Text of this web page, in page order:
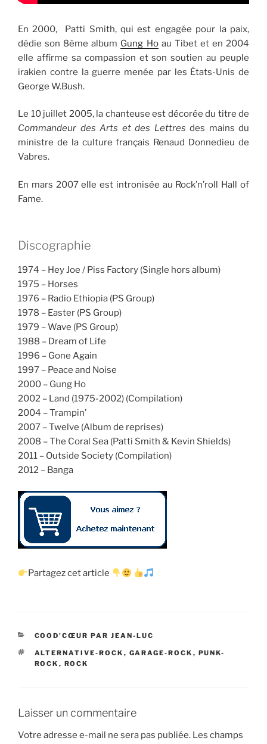
En 2000, Patti Smith, qui est engagée pour la paix,
dédie son 8ème album Gung Hoau Tibet et en 2004
elle affirme sa compassion et son soutien au peuple
irakien contre la guerre menée par les États-Unis de
George W.Bush.
Le 10 juillet 2005, la chanteuse est décorée du titre de
Commandeur des Arts et des Lettres des mains du
ministre de la culture français Renaud Donnedieu de
Vabres.
En mars 2007 elle est intronisée au Rock’n’roll Hall of
Fame.
Discographie
1974 – Hey Joe / Piss Factory (Single hors album)
1975 – Horses
1976 – Radio Ethiopia (PS Group)
1978 – Easter (PS Group)
1979 – Wave (PS Group)
1988 – Dream of Life
1996 – Gone Again
1997 – Peace and Noise
2000 – Gung Ho
2002 – Land (1975-2002) (Compilation)
2004 – Trampin’
2007 – Twelve (Album de reprises)
2008 – The Coral Sea (Patti Smith & Kevin Shields)
2011 – Outside Society (Compilation)
2012 – Banga
Partagez cet article
CATÉGORIES
COOD'CŒUR PAR JEAN-LUC
ÉTIQUETTES
ALTERNATIVE-ROCK , GARAGE-ROCK , PUNK-
ROCK , ROCK
Laisser un commentaire
Votre adresse e-mail ne sera pas publiée. Les champs